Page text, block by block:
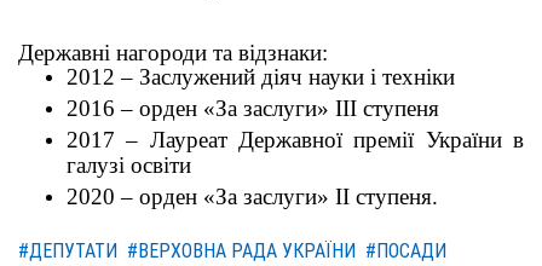
Державні нагороди та відзнаки:
2012 – Заслужений діяч науки і техніки
2016 – орден «За заслуги» ІІІ ступеня
2017 – Лауреат Державної премії України в
галузі освіти
2020 – орден «За заслуги» ІІ ступеня.
#ДЕПУТАТИ #ВЕРХОВНА РАДА УКРАЇНИ #ПОСАДИ